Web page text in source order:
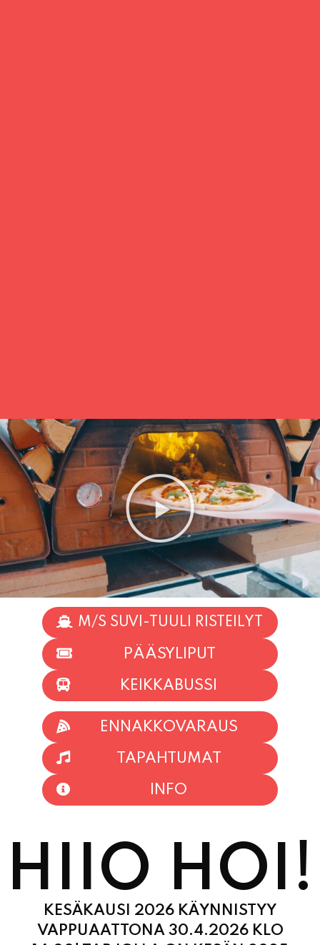
M/S SUVI-TUULI RISTEILYT
PÄÄSYLIPUT
KEIKKABUSSI
TAPAHTUMAT
INFO
HIIO HOI!
KESÄKAUSI 2026 KÄYNNISTYY
VAPPUAATTONA 30.4.2026 KLO
14:00! TARJOLLA ON KESÄN 2025
SUOSITUIMMAT PIZZAT
LÄMPIMÄSTI TERVETULOA!